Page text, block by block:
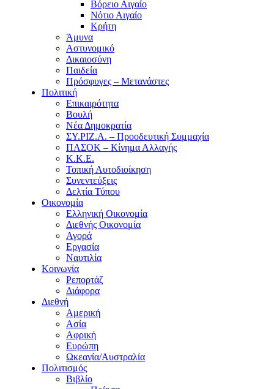
Βόρειο Αιγαίο
Νότιο Αιγαίο
Κρήτη
Άμυνα
Αστυνομικό
Δικαιοσύνη
Παιδεία
Πρόσφυγες – Μετανάστες
Πολιτική
Επικαιρότητα
Βουλή
Νέα Δημοκρατία
ΣΥ.ΡΙΖ.Α. – Προοδευτική Συμμαχία
ΠΑΣΟΚ – Κίνημα Αλλαγής
Κ.Κ.Ε.
Τοπική Αυτοδιοίκηση
Συνεντεύξεις
Δελτία Τύπου
Οικονομία
Ελληνική Οικονομία
Διεθνής Οικονομία
Αγορά
Εργασία
Ναυτιλία
Κοινωνία
Ρεπορτάζ
Διάφορα
Διεθνή
Αμερική
Ασία
Αφρική
Ευρώπη
Ωκεανία/Αυστραλία
Πολιτισμός
Βιβλίο